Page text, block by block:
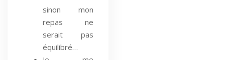
sinon mon
repas ne
serait pas
équilibré…